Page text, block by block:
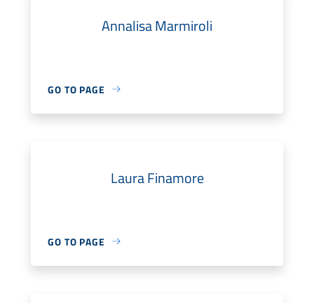
Annalisa Marmiroli
GO TO PAGE
Laura Finamore
GO TO PAGE